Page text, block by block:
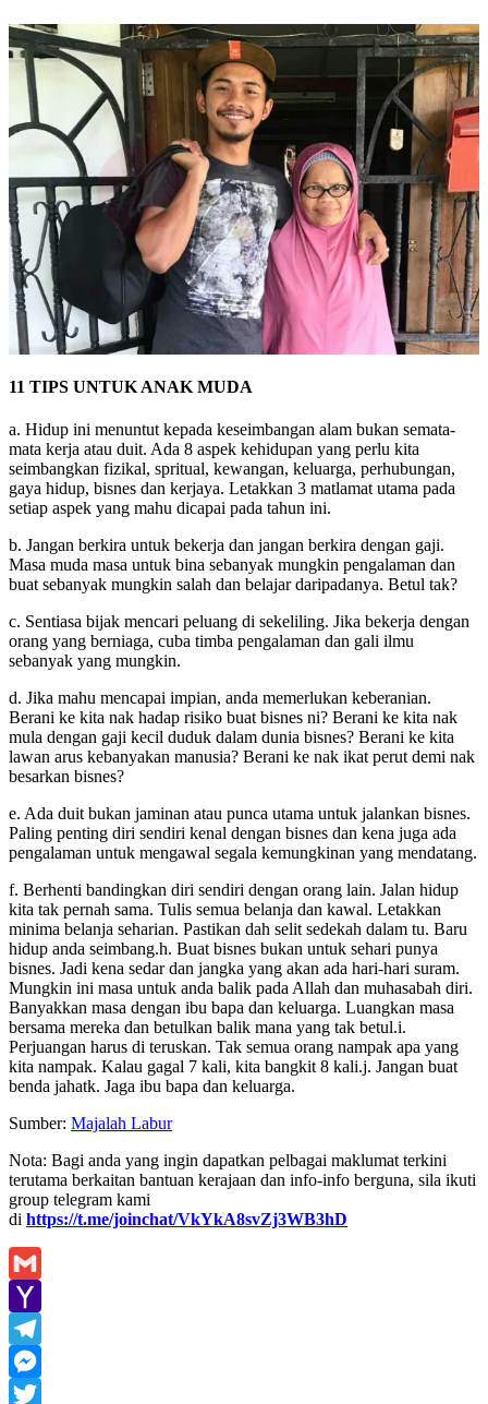
11 TIPS UNTUK ANAK MUDA
a. Hidup ini menuntut kepada keseimbangan alam bukan semata-
mata kerja atau duit. Ada 8 aspek kehidupan yang perlu kita
seimbangkan fizikal, spritual, kewangan, keluarga, perhubungan,
gaya hidup, bisnes dan kerjaya. Letakkan 3 matlamat utama pada
setiap aspek yang mahu dicapai pada tahun ini.
b. Jangan berkira untuk bekerja dan jangan berkira dengan gaji.
Masa muda masa untuk bina sebanyak mungkin pengalaman dan
buat sebanyak mungkin salah dan belajar daripadanya. Betul tak?
c. Sentiasa bijak mencari peluang di sekeliling. Jika bekerja dengan
orang yang berniaga, cuba timba pengalaman dan gali ilmu
sebanyak yang mungkin.
d. Jika mahu mencapai impian, anda memerlukan keberanian.
Berani ke kita nak hadap risiko buat bisnes ni? Berani ke kita nak
mula dengan gaji kecil duduk dalam dunia bisnes? Berani ke kita
lawan arus kebanyakan manusia? Berani ke nak ikat perut demi nak
besarkan bisnes?
e. Ada duit bukan jaminan atau punca utama untuk jalankan bisnes.
Paling penting diri sendiri kenal dengan bisnes dan kena juga ada
pengalaman untuk mengawal segala kemungkinan yang mendatang.
f. Berhenti bandingkan diri sendiri dengan orang lain. Jalan hidup
kita tak pernah sama. Tulis semua belanja dan kawal. Letakkan
minima belanja seharian. Pastikan dah selit sedekah dalam tu. Baru
hidup anda seimbang.h. Buat bisnes bukan untuk sehari punya
bisnes. Jadi kena sedar dan jangka yang akan ada hari-hari suram.
Mungkin ini masa untuk anda balik pada Allah dan muhasabah diri.
Banyakkan masa dengan ibu bapa dan keluarga. Luangkan masa
bersama mereka dan betulkan balik mana yang tak betul.i.
Perjuangan harus di teruskan. Tak semua orang nampak apa yang
kita nampak. Kalau gagal 7 kali, kita bangkit 8 kali.j. Jangan buat
benda jahatk. Jaga ibu bapa dan keluarga.
Sumber: Majalah Labur
Nota: Bagi anda yang ingin dapatkan pelbagai maklumat terkini
terutama berkaitan bantuan kerajaan dan info-info berguna, sila ikuti
group telegram kami
di https://t.me/joinchat/VkYkA8svZj3WB3hD
Gmail
Yahoo
Mail
Telegram
Messenger